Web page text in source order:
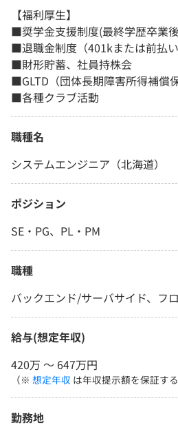
【福利厚生】
■奨学金支援制度(最終学歴卒業
■退職金制度（401kまたは前払い
■財形貯蓄、社員持株会
■GLTD（団体長期障害所得補償保
■各種クラブ活動
職種名
システムエンジニア（北海道）
ポジション
SE・PG、PL・PM
職種
バックエンド/サーバサイド、フ
給与(想定年収)
420万 〜 647万円
（※ 想定年収 は年収提示額を保証す
勤務地